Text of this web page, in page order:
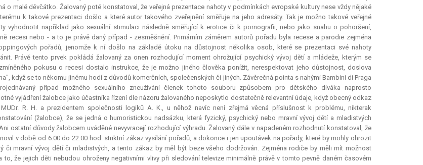
o malé děvčátko. Žalovaný poté konstatoval, že veřejná prezentace nahoty v podmínkách evropské kultury nese vždy nějaké
k takové prezentaci došlo a které autor takového zveřejnění směřuje na jeho adresáty. Tak je možno takové veřejné
vyhodnotit například jako sexuální stimulaci následně směřující k erotice či k pornografii, nebo jako snahu o pohoršení,
recesi nebo - a to je právě daný případ - zesměšnění. Primárním záměrem autorů pořadu byla recese a parodie zejména
pořadů, jenomže k ní došlo na základě útoku na důstojnost několika osob, které se prezentaci své nahoty
Právě tento prvek pokládá žalovaný za onen rozhodující moment ohrožující psychický vývoj dětí a mládeže, kterým se
pokusu o recesi dostalo instrukce, že je možno jiného člověka ponížit, nerespektovat jeho důstojnost, doslova
když se to někomu jinému hodí z důvodů komerčních, společenských či jiných. Závěrečná pointa s nahými Bambini di Praga
případ možného sexuálního zneužívání členek tohoto souboru způsobem pro dětského diváka naprosto
vyjádření žalobce jako účastníka řízení dle názoru žalovaného neposkytlo dostatečně relevantníúdaje, když obecný odkaz
R. H. a prezidentem společnosti logiků A. K., u něhož navíc není zřejmá věcná příslušnost k problému, nikterak
(žalobce), že se jedná o humoristickou nadsázku, která fyzický, psychický nebo mravní vývoj dětí a mladistvých
ostatní důvody žalobcem uváděné nevyvracejí rozhodující výhradu. Žalovaný dále v napadeném rozhodnutí konstatoval, že
v době od 6.00 do 22.00 hod. striktní zákaz vysílání pořadů, a dokonce i jen upoutávek na pořady, které by mohly ohrozit
či mravní vývoj dětí či mladistvých, a tento zákaz by měl být beze všeho dodržován. Zejména rodiče by měli mít možnost
to, že jejich děti nebudou ohroženy negativními vlivy při sledování televize minimálně právě v tomto pevně daném časovém